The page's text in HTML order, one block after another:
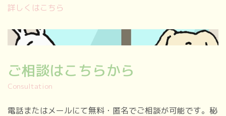
詳しくはこちら
ご相談はこちらから
Consultation
電話またはメールにて無料・匿名でご相談が可能です。秘